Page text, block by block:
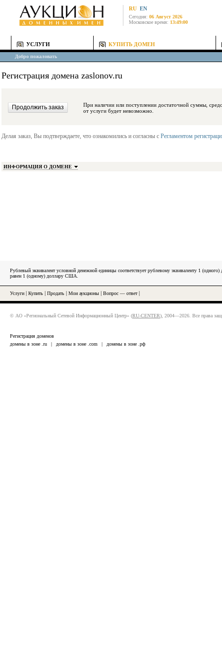
RU EN
Сегодня: 06 Август 2026
Московское время: 13:49:00
УСЛУГИ КУПИТЬ ДОМЕН
Добро пожаловать
Регистрация домена zaslonov.ru
При наличии или поступлении достаточной суммы, средства будут
от услуги будет невозможно.
Делая заказ, Вы подтверждаете, что ознакомились и согласны с Регламентом
ИНФОРМАЦИЯ О ДОМЕНЕ
Рублевый эквивалент условной денежной единицы соответствует рублевому эквиваленту 1
равен 1 (одному) доллару США.
Услуги Купить Продать Мои аукционы Вопрос — ответ|
© АО «Региональный Сетевой Информационный Центр» (RU-CENTER), 2004—2026. Все права
Регистрация доменов
домены в зоне .ru
| домены в зоне .com | домены в зоне .рф